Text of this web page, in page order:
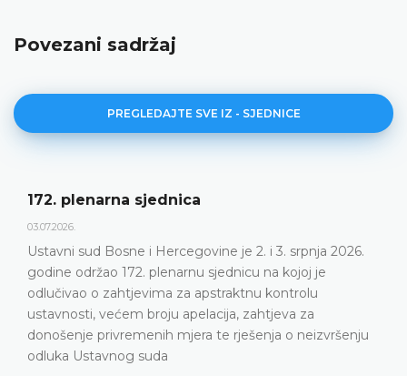
Povezani sadržaj
PREGLEDAJTE SVE IZ - SJEDNICE
172. plenarna sjednica
03.07.2026.
Ustavni sud Bosne i Hercegovine je 2. i 3. srpnja 2026.
godine održao 172. plenarnu sjednicu na kojoj je
odlučivao o zahtjevima za apstraktnu kontrolu
ustavnosti, većem broju apelacija, zahtjeva za
donošenje privremenih mjera te rješenja o neizvršenju
odluka Ustavnog suda